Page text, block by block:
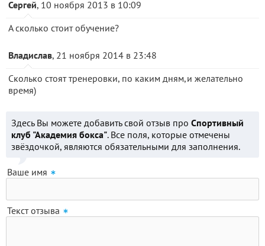
Сергей, 10 ноября 2013 в 10:09
А сколько стоит обучение?
Владислав, 21 ноября 2014 в 23:48
Сколько стоят тренеровки, по каким дням,и желательно
время)
Здесь Вы можете добавить свой отзыв про Спортивный
клуб "Академия бокса". Все поля, которые отмечены
звёздочкой, являются обязательными для заполнения.
Ваше имя
Текст отзыва